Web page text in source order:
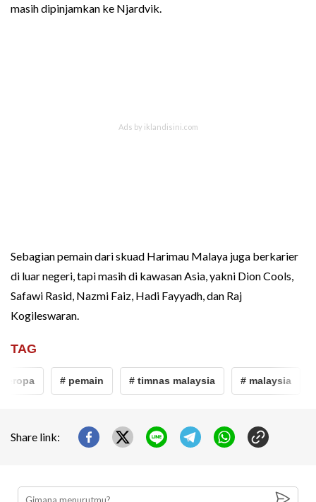
masih dipinjamkan ke Njardvik.
Sebagian pemain dari skuad Harimau Malaya juga berkarier
di luar negeri, tapi masih di kawasan Asia, yakni Dion Cools,
Safawi Rasid, Nazmi Faiz, Hadi Fayyadh, dan Raj
Kogileswaran.
TAG
# pemain # timnas malaysia # malaysia
Share link: